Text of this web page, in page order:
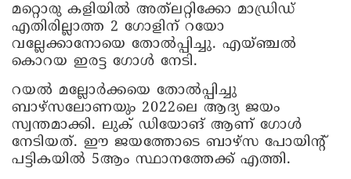
മറ്റൊരു കളിയിൽ അത്‌ലറ്റിക്കോ മാഡ്രിഡ്
എതിരില്ലാത്ത 2 ഗോളിന് റയോ
വല്ലേക്കാനോയെ തോൽപ്പിച്ചു. എയ്ഞ്ചൽ
കൊറയ ഇരട്ട ഗോൾ നേടി.
റയൽ മല്ലോർക്കയെ തോൽപ്പിച്ചു
ബാഴ്‌സലോണയും 2022ലെ ആദ്യ ജയം
സ്വന്തമാക്കി. ലുക് ഡിയോങ് ആണ് ഗോൾ
നേടിയത്. ഈ ജയത്തോടെ ബാഴ്സ പോയിന്റ്
പട്ടികയിൽ 5ആം സ്ഥാനത്തേക്ക് എത്തി.